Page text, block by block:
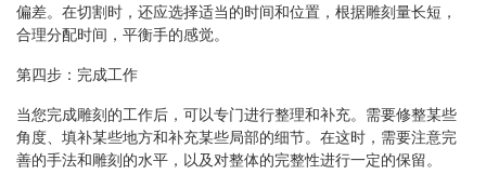
偏差。在切割时，还应选择适当的时间和位置，根据雕刻量长短，
合理分配时间，平衡手的感觉。
第四步：完成工作
当您完成雕刻的工作后，可以专门进行整理和补充。需要修整某些
角度、填补某些地方和补充某些局部的细节。在这时，需要注意完
善的手法和雕刻的水平，以及对整体的完整性进行一定的保留。